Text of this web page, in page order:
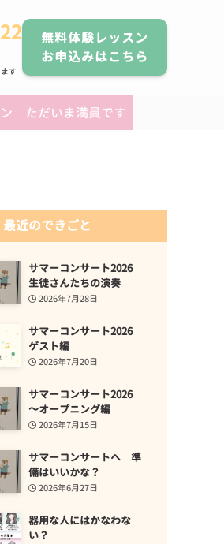
す
無料体験レッスン
お申込みはこちら
ただいま満員です
最近のできごと
サマーコンサート2026
生徒さんたちの演奏
2026年7月28日
サマーコンサート2026
ゲスト編
2026年7月20日
サマーコンサート2026
～オープニング編
2026年7月15日
サマーコンサートへ 準
備はいいかな？
2026年6月27日
器用な人にはかなわな
い？